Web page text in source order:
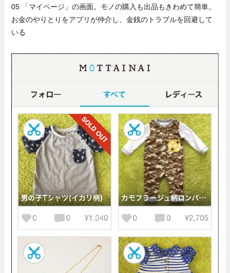
05 「マイページ」の画面。モノの購入も出品もきわめて簡単。
お金のやりとりをアプリが仲介し、金銭のトラブルを回避して
いる